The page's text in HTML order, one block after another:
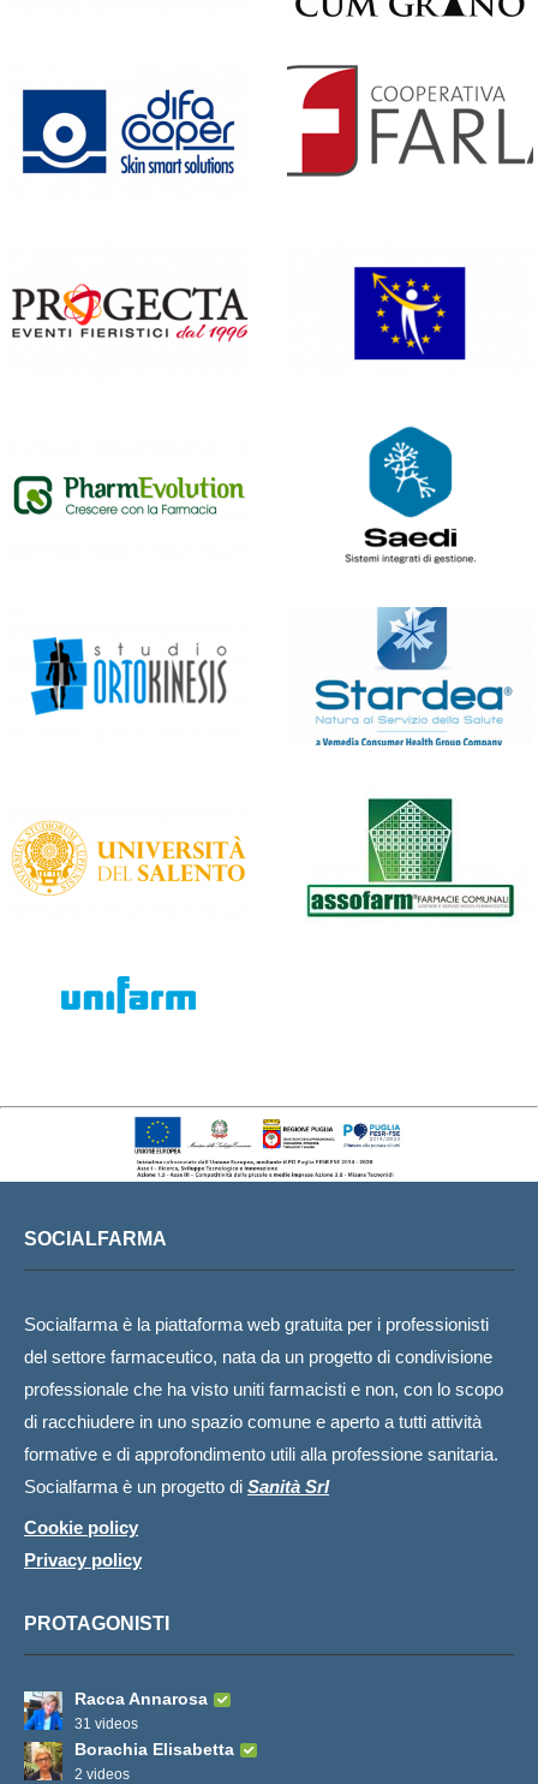
SOCIALFARMA
Socialfarma è la piattaforma web gratuita per i professionisti
del settore farmaceutico, nata da un progetto di condivisione
professionale che ha visto uniti farmacisti e non, con lo scopo
di racchiudere in uno spazio comune e aperto a tutti attività
formative e di approfondimento utili alla professione sanitaria.
Socialfarma è un progetto di Sanità Srl
Cookie policy
Privacy policy
PROTAGONISTI
Racca Annarosa
31 videos
Borachia Elisabetta
2 videos